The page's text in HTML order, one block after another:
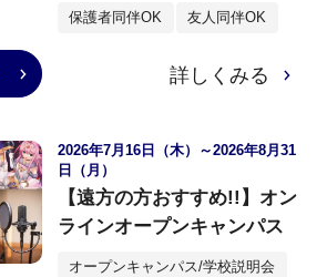
保護者同伴OK 友人同伴OK
詳しくみる
2026年7月16日（木）～2026年8月31
日（月）
【遠方の方おすすめ!!】オン
ラインオープンキャンパス
オープンキャンパス/学校説明会